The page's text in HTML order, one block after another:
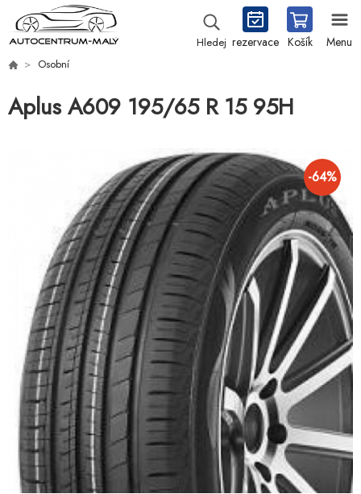
Hledej rezervace Košík Menu
Osobní
Aplus A609 195/65 R 15 95H
-64%